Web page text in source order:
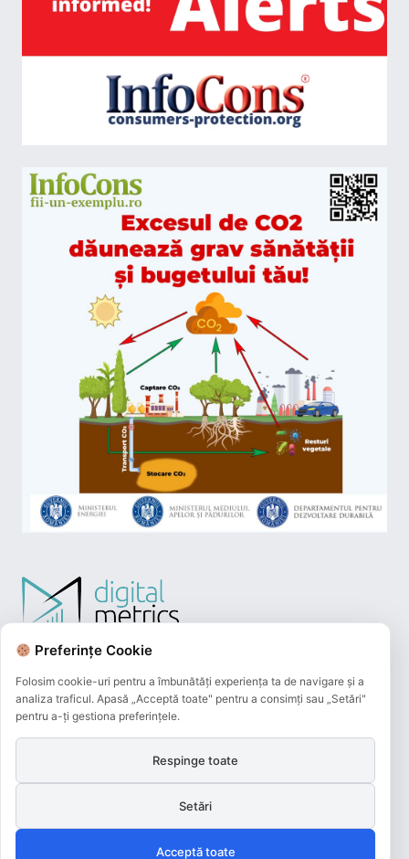
Plățile online efectuate pe acest site
sunt procesate de către Netopia Payments
și beneficiază de 3D-Secure.
Preferințe Cookie
Folosim cookie-uri pentru a îmbunătăți experiența ta de navigare și a
analiza traficul. Apasă „Acceptă toate" pentru a consimți sau „Setări"
pentru a-ți gestiona preferințele.
Respinge toate
Setări
Acceptă toate